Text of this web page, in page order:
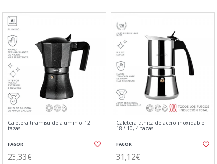
Cafetera tiramisu de aluminio 12
tazas
FAGOR
23,33€
Cafetera etnica de acero inoxidable
18 / 10, 4 tazas
FAGOR
31,12€